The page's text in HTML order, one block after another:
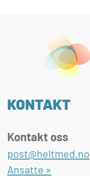
KONTAKT
Kontakt oss
post@heltmed.no
Ansatte »